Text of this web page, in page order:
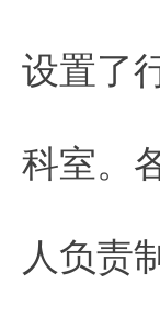
设置了
科室。
人负责